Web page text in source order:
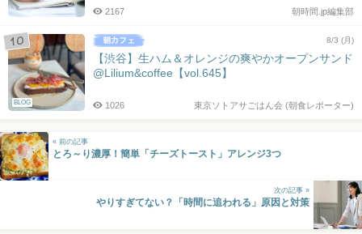
朝時間.jp編集部
2167
BLOG
8/3 (月)
【渋谷】生ハム＆オレンジの爽やかオープンサンド
@Lilium&coffee【vol.645】
東京ソトアサごはん会 (朝食レポーター)
1026
« 前の記事
とろ～り濃厚！簡単「チーズトースト」アレンジ3つ
次の記事 »
やりすぎてない？「時間に追われる」原因と対策